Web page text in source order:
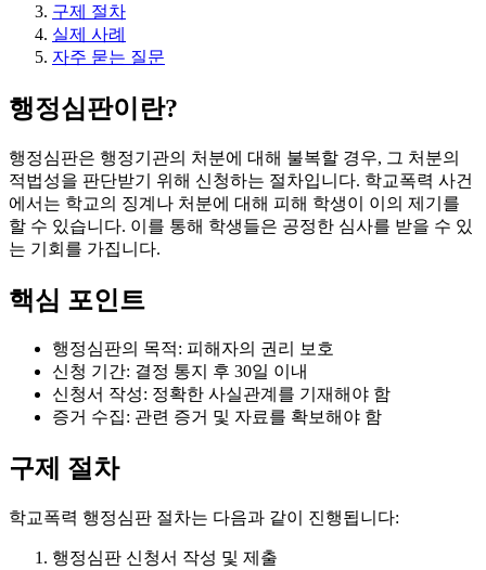
구제 절차
실제 사례
자주 묻는 질문
행정심판이란?
행정심판은 행정기관의 처분에 대해 불복할 경우, 그 처분의
적법성을 판단받기 위해 신청하는 절차입니다. 학교폭력 사건
에서는 학교의 징계나 처분에 대해 피해 학생이 이의 제기를
할 수 있습니다. 이를 통해 학생들은 공정한 심사를 받을 수 있
는 기회를 가집니다.
핵심 포인트
행정심판의 목적: 피해자의 권리 보호
신청 기간: 결정 통지 후 30일 이내
신청서 작성: 정확한 사실관계를 기재해야 함
증거 수집: 관련 증거 및 자료를 확보해야 함
구제 절차
학교폭력 행정심판 절차는 다음과 같이 진행됩니다:
행정심판 신청서 작성 및 제출